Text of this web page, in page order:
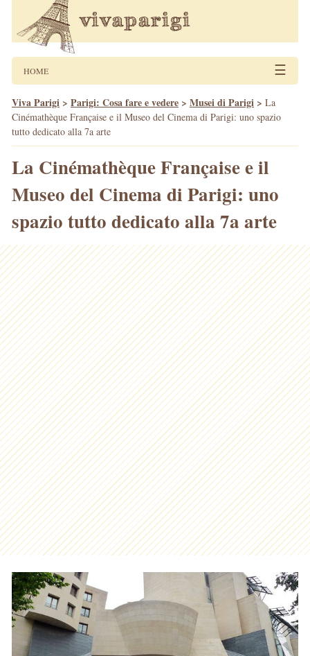
HOME ☰
Viva Parigi > Parigi: Cosa fare e vedere > Musei di Parigi > La
Cinémathèque Française e il Museo del Cinema di Parigi: uno spazio
tutto dedicato alla 7a arte
La Cinémathèque Française e il
Museo del Cinema di Parigi: uno
spazio tutto dedicato alla 7a arte